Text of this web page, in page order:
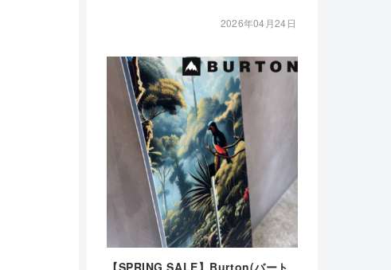
2026年04月24日
【SPRING SALE】Burton(バート